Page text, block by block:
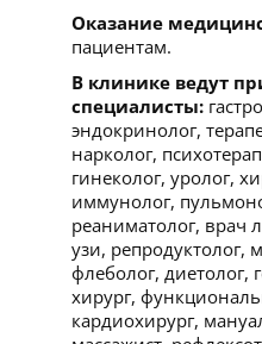
Оказание
пациентам.
В клинике ведут
специалисты:
эндокринолог,
нарколог,
гинеколог, уролог,
иммунолог,
реаниматолог, врач
узи, репродуктолог,
флеболог, диетолог,
хирург,
кардиохирург,